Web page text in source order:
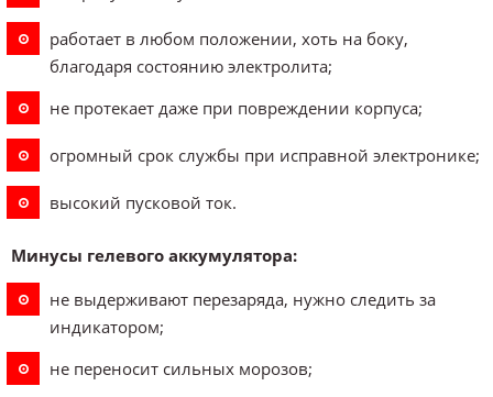
работает в любом положении, хоть на боку,
благодаря состоянию электролита;
не протекает даже при повреждении корпуса;
огромный срок службы при исправной электронике;
высокий пусковой ток.
Минусы гелевого аккумулятора:
не выдерживают перезаряда, нужно следить за
индикатором;
не переносит сильных морозов;